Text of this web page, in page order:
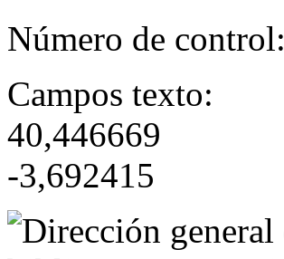
Número de control:
Campos texto:
40,446669
-3,692415